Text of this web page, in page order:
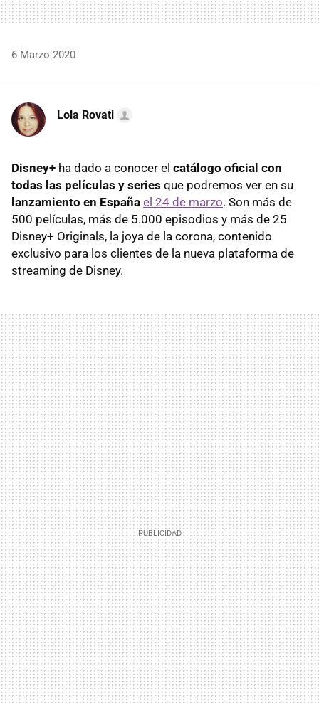
6 Marzo 2020
Lola Rovati
Disney+ ha dado a conocer el catálogo oficial con
todas las películas y series que podremos ver en su
lanzamiento en España el 24 de marzo. Son más de
500 películas, más de 5.000 episodios y más de 25
Disney+ Originals, la joya de la corona, contenido
exclusivo para los clientes de la nueva plataforma de
streaming de Disney.